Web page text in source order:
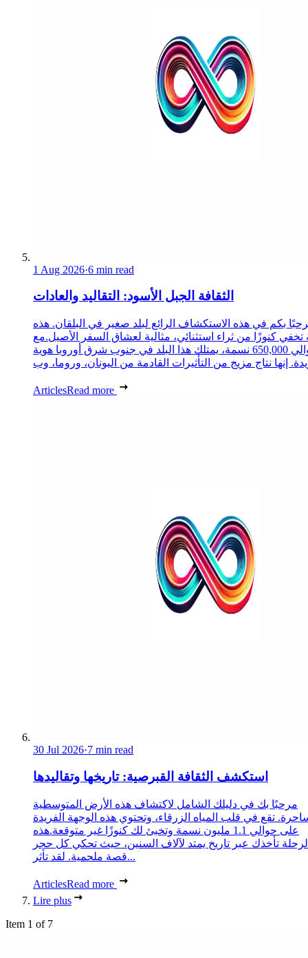
1 Aug 2026·6 min read
الثقافة الجبل الأسود: التقاليد والعادات
بكم في هذه الاستكشاف الرائع لبلد صغير في البلقان. هذه
تخفي كنوزًا من ثراء استثنائي، مثالية لعشاق السفر الأصيل.مع
حوالي 650,000 نسمة، يمتلك هذا البلد في جنوب شرق أوروبا هوية
ArticlesRead more
30 Jul 2026·7 min read
استكشف الثقافة القبرصية: تاريخها وتقاليدها
مرحبًا بك في دليلك الشامل لاكتشاف هذه الأرض المتوسطية
تقع في قلب المياه الزرقاء، وتحتوي هذه الوجهة الفريدة
على حوالي 1.1 مليون نسمة وتخبئ لك كنوزًا غير متوقعة.هذه
تأخذك عبر تاريخ يمتد لآلاف السنين، حيث تحكي كل حجر
قصة ملحمية. لقد تأثر...
ArticlesRead more
Lire plus
Item 1 of 7